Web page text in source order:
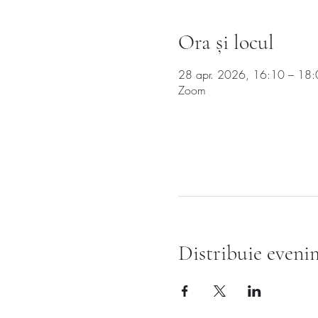
Ora și locul
28 apr. 2026, 16:10 –
Zoom
Distribuie